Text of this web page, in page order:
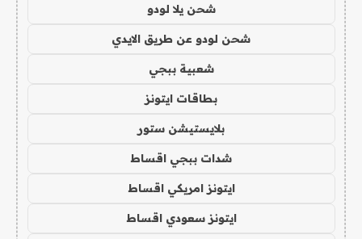
شحن يلا لودو
شحن لودو عن طريق الايدي
شعبية ببجي
بطاقات ايتونز
بلايستيشن ستور
شدات ببجي اقساط
ايتونز امريكي اقساط
ايتونز سعودي اقساط